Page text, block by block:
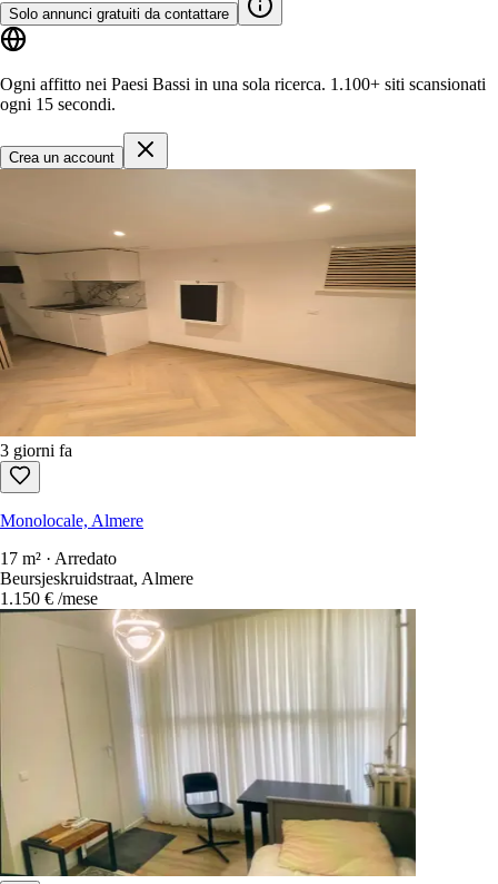
Solo annunci gratuiti da contattare
Ogni affitto nei Paesi Bassi in una sola ricerca. 1.100+ siti scansionati
ogni 15 secondi.
Crea un account
3 giorni fa
Monolocale, Almere
17 m² · Arredato
Beursjeskruidstraat, Almere
1.150 € /mese